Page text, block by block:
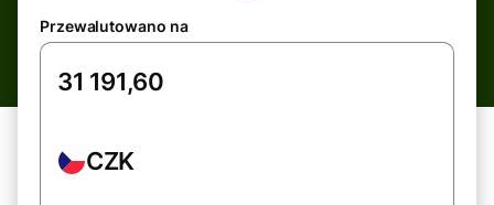
Przewalutowano na
CZK